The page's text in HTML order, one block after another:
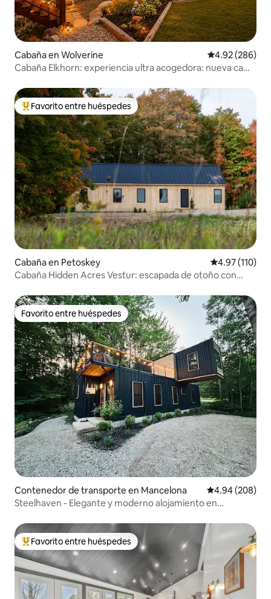
Cabaña en Wolverine Calificación
4.92 (286)
Cabaña Elkhorn: experiencia ultra acogedora: nueva cama
Favorito entre huéspedes preferido
Favorito entre huéspedes
Cabaña en Petoskey Calificación
4.97 (110)
Cabaña Hidden Acres Vestur: escapada de otoño con
Favorito entre huéspedes
Favorito entre huéspedes
Contenedor de transporte en Mancelona Calificación
4.94 (208)
Steelhaven - Elegante y moderno alojamiento en
Favorito entre huéspedes preferido
Favorito entre huéspedes